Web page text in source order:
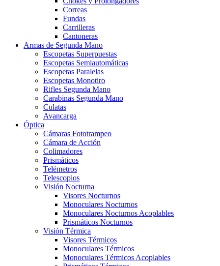
Correas
Fundas
Carrilleras
Cantoneras
Armas de Segunda Mano
Escopetas Superpuestas
Escopetas Semiautomáticas
Escopetas Paralelas
Escopetas Monotiro
Rifles Segunda Mano
Carabinas Segunda Mano
Culatas
Avancarga
Óptica
Cámaras Fototrampeo
Cámara de Acción
Colimadores
Prismáticos
Telémetros
Telescopios
Visión Nocturna
Visores Nocturnos
Monoculares Nocturnos
Monoculares Nocturnos Acoplables
Prismáticos Nocturnos
Visión Térmica
Visores Térmicos
Monoculares Térmicos
Monoculares Térmicos Acoplables